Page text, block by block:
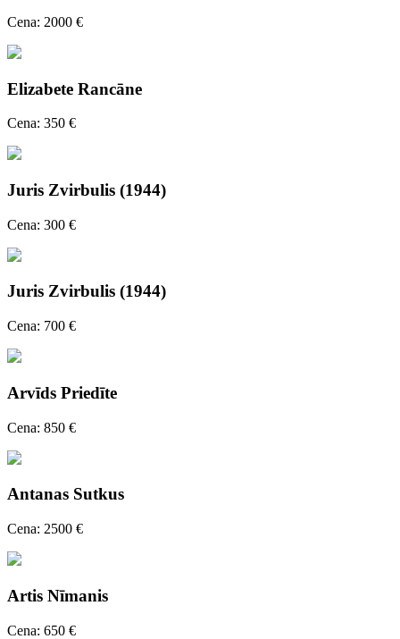
Cena: 2000 €
Elizabete Rancāne
Cena: 350 €
Juris Zvirbulis (1944)
Cena: 300 €
Juris Zvirbulis (1944)
Cena: 700 €
Arvīds Priedīte
Cena: 850 €
Antanas Sutkus
Cena: 2500 €
Artis Nīmanis
Cena: 650 €